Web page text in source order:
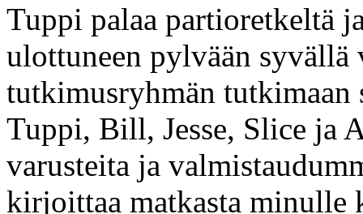
Tuppi palaa partioretkeltä
ulottuneen pylvään syvällä
tutkimusryhmän
Tuppi, Bill, Jesse, Slice ja
varusteita ja
kirjoittaa matkasta minulle